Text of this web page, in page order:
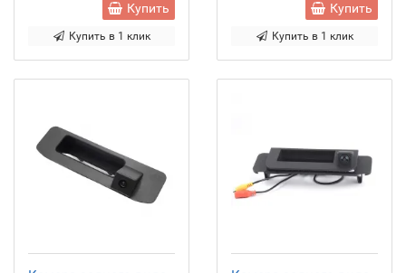
Купить
Купить в 1 клик
Купить
Купить в 1 клик